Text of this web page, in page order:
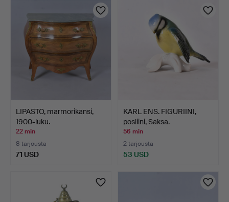
LIPASTO, marmorikansi,
1900-luku.
22 min
8 tarjousta
71 USD
KARL ENS. FIGURIINI,
posliini, Saksa.
56 min
2 tarjousta
53 USD